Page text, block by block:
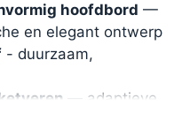
hoofdbord —
en elegant ontwerp
- duurzaam,
— adaptieve